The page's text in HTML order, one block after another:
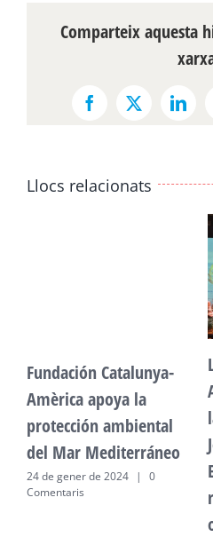
Comparteix aquesta
Facebook
X
Llocs relacionats
Fundación Catalunya-
Amèrica apoya la
protección ambiental
del Mar Mediterráneo
24 de gener de 2024 |
0
Comentaris